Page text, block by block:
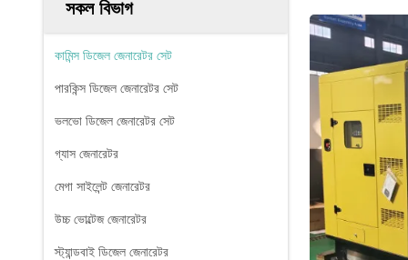
সকল বিভাগ
কামিন্স ডিজেল জেনারেটর সেট
পারকিন্স ডিজেল জেনারেটর সেট
ভলভো ডিজেল জেনারেটর সেট
গ্যাস জেনারেটর
মেগা সাইলেন্ট জেনারেটর
উচ্চ ভোল্টেজ জেনারেটর
স্ট্যান্ডবাই ডিজেল জেনারেটর